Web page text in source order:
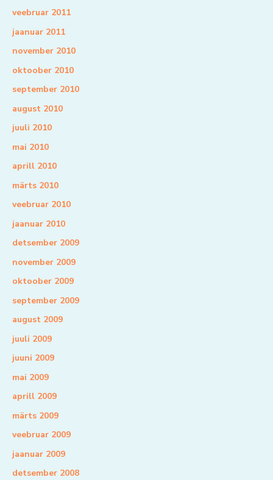
veebruar 2011
jaanuar 2011
november 2010
oktoober 2010
september 2010
august 2010
juuli 2010
mai 2010
aprill 2010
märts 2010
veebruar 2010
jaanuar 2010
detsember 2009
november 2009
oktoober 2009
september 2009
august 2009
juuli 2009
juuni 2009
mai 2009
aprill 2009
märts 2009
veebruar 2009
jaanuar 2009
detsember 2008